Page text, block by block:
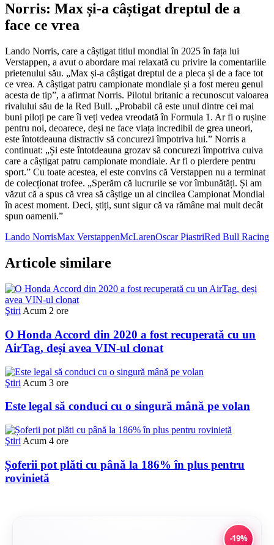
Norris: Max și-a câștigat dreptul de a
face ce vrea
Lando Norris, care a câștigat titlul mondial în 2025 în fața lui
Verstappen, a avut o abordare mai relaxată cu privire la comentariile
prietenului său. „Max și-a câștigat dreptul de a pleca și de a face tot
ce vrea. A câștigat patru campionate mondiale și a fost mereu genul
acesta de tip”, a afirmat Norris. Pilotul britanic a recunoscut valoarea
rivalului său de la Red Bull. „Probabil că este unul dintre cei mai
buni piloți pe care îi veți vedea vreodată în Formula 1. Ar fi o rușine
pentru noi, deoarece, deși ne face viața incredibil de grea uneori,
este întotdeauna distractiv să concurezi împotriva lui.” Norris a
continuat: „Și este întotdeauna grozav să concurezi împotriva cuiva
care a câștigat patru campionate mondiale. Ar fi o pierdere pentru
sport.” Cu toate acestea, el este convins că Verstappen nu a terminat
de colecționat trofee. „Sperăm că lucrurile se vor îmbunătăți. Și am
văzut că a spus că vrea să câștige un al cincilea Campionat Mondial
în acest moment. Deci, știți, sunt sigur că va rămâne mai mult decât
spun oamenii.”
Lando NorrisMax VerstappenMcLarenOscar PiastriRed Bull Racing
Articole similare
Ştiri Acum 2 ore
O Honda Accord din 2020 a fost recuperată cu un
AirTag, deși avea VIN-ul clonat
Ştiri Acum 3 ore
Este legal să conduci cu o singură mână pe volan
Ştiri Acum 4 ore
Șoferii pot plăti cu până la 186% în plus pentru
rovinietă
-19%